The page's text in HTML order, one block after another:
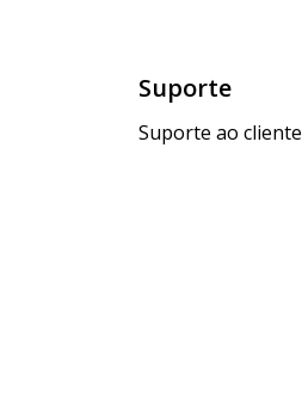
Suporte
Suporte ao cliente